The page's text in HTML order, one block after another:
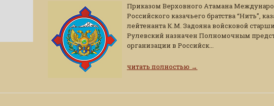
Приказом Верховного Атамана
Российского казачьего братства “Нить”,
лейтенанта К.М. Задояна войсковой
Рулевский назначен Полномочным
организации в Российск...
читать полностью →